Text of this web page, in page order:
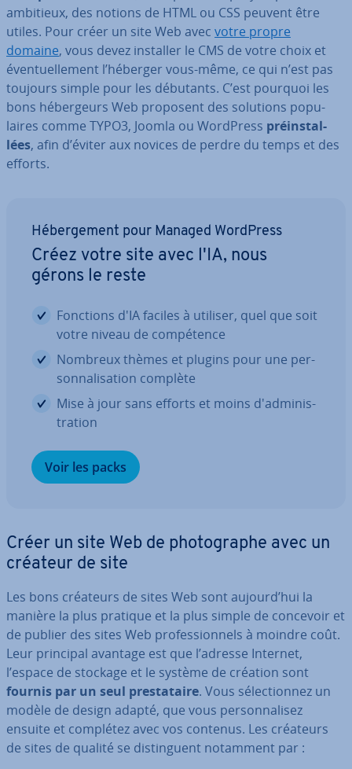
ambitieux, des notions de HTML ou CSS peuvent être
utiles. Pour créer un site Web avec votre propre
domaine, vous devez installer le CMS de votre choix et
éven­tuel­le­ment l’héberger vous-même, ce qui n’est pas
toujours simple pour les débutants. C’est pourquoi les
bons hé­ber­geurs Web proposent des solutions po­pu­
laires comme TYPO3, Joomla ou WordPress préins­tal­
lées, afin d’éviter aux novices de perdre du temps et des
efforts.
Hé­ber­ge­ment pour Managed WordPress
Créez votre site avec l'IA, nous
gérons le reste
Fonctions d'IA faciles à utiliser, quel que soit
votre niveau de com­pé­tence
Nombreux thèmes et plugins pour une per­
son­na­li­sa­tion complète
Mise à jour sans efforts et moins d'ad­mi­nis­
tra­tion
Voir les packs
Créer un site Web de pho­to­graphe avec un
créateur de site
Les bons créateurs de sites Web sont aujourd’hui la
manière la plus pratique et la plus simple de concevoir et
de publier des sites Web pro­fes­sion­nels à moindre coût.
Leur principal avantage est que l’adresse Internet,
l’espace de stockage et le système de création sont
fournis par un seul pres­ta­taire. Vous sé­lec­tion­nez un
modèle de design adapté, que vous per­son­na­li­sez
ensuite et complétez avec vos contenus. Les créateurs
de sites de qualité se dis­tin­guent notamment par :